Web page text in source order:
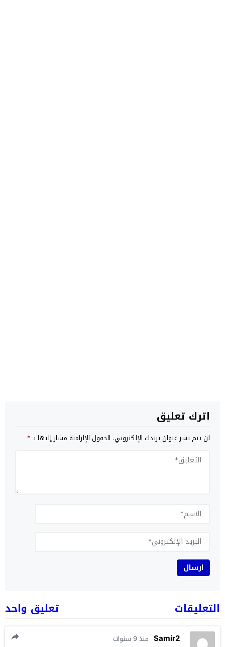
اترك تعليق
لن يتم نشر عنوان بريدك الإلكتروني. الحقول الإلزامية مشار إليها بـ*
التعليقات تعليق واحد
Samir2 منذ 9 سنوات